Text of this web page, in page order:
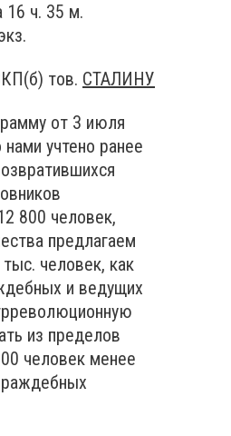
16 ч. 35 м.
тов. СТАЛИНУ
от 3 июля
учтено ранее
800 человек,
предлагаем
человек, как
и ведущих
из пределов
человек менее